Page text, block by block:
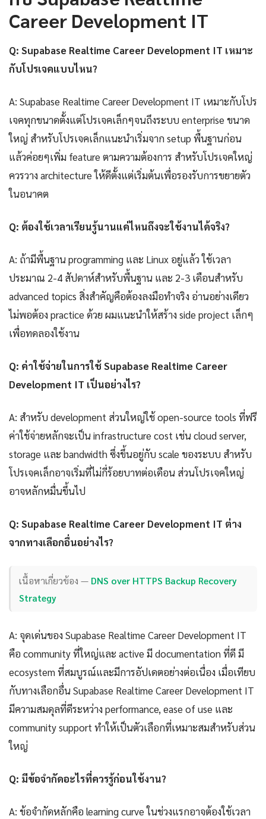
Career Development IT
Q: Supabase Realtime Career Development IT เหมาะ
กับโปรเจคแบบไหน?
A: Supabase Realtime Career Development IT เหมาะกับโปร
เจคทุกขนาดตั้งแต่โปรเจคเล็กๆจนถึงระบบ enterprise ขนาด
ใหญ่ สำหรับโปรเจคเล็กแนะนำเริ่มจาก setup พื้นฐานก่อน
แล้วค่อยๆเพิ่ม feature ตามความต้องการ สำหรับโปรเจคใหญ่
ควรวาง architecture ให้ดีตั้งแต่เริ่มต้นเพื่อรองรับการขยายตัว
ในอนาคต
Q: ต้องใช้เวลาเรียนรู้นานแค่ไหนถึงจะใช้งานได้จริง?
A: ถ้ามีพื้นฐาน programming และ Linux อยู่แล้ว ใช้เวลา
ประมาณ 2-4 สัปดาห์สำหรับพื้นฐาน และ 2-3 เดือนสำหรับ
advanced topics สิ่งสำคัญคือต้องลงมือทำจริง อ่านอย่างเดียว
ไม่พอต้อง practice ด้วย ผมแนะนำให้สร้าง side project เล็กๆ
เพื่อทดลองใช้งาน
Q: ค่าใช้จ่ายในการใช้ Supabase Realtime Career
Development IT เป็นอย่างไร?
A: สำหรับ development ส่วนใหญ่ใช้ open-source tools ที่ฟรี
ค่าใช้จ่ายหลักจะเป็น infrastructure cost เช่น cloud server,
storage และ bandwidth ซึ่งขึ้นอยู่กับ scale ของระบบ สำหรับ
โปรเจคเล็กอาจเริ่มที่ไม่กี่ร้อยบาทต่อเดือน ส่วนโปรเจคใหญ่
อาจหลักหมื่นขึ้นไป
Q: Supabase Realtime Career Development IT ต่าง
จากทางเลือกอื่นอย่างไร?
เนื้อหาเกี่ยวข้อง — DNS over HTTPS Backup Recovery
Strategy
A: จุดเด่นของ Supabase Realtime Career Development IT
คือ community ที่ใหญ่และ active มี documentation ที่ดี มี
ecosystem ที่สมบูรณ์และมีการอัปเดตอย่างต่อเนื่อง เมื่อเทียบ
กับทางเลือกอื่น Supabase Realtime Career Development IT
มีความสมดุลที่ดีระหว่าง performance, ease of use และ
community support ทำให้เป็นตัวเลือกที่เหมาะสมสำหรับส่วน
ใหญ่
Q: มีข้อจำกัดอะไรที่ควรรู้ก่อนใช้งาน?
A: ข้อจำกัดหลักคือ learning curve ในช่วงแรกอาจต้องใช้เวลา